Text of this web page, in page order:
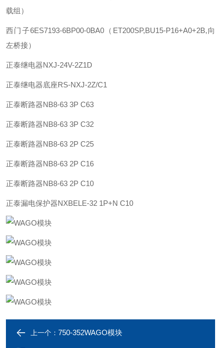
载组）
西门子6ES7193-6BP00-0BA0（ET200SP,BU15-P16+A0+2B,向
左桥接）
正泰继电器NXJ-24V-2Z1D
正泰继电器底座RS-NXJ-2Z/C1
正泰断路器NB8-63 3P C63
正泰断路器NB8-63 3P C32
正泰断路器NB8-63 2P C25
正泰断路器NB8-63 2P C16
正泰断路器NB8-63 2P C10
正泰漏电保护器NXBELE-32 1P+N C10
上一个： 750-352WAGO模块